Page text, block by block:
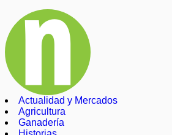
Actualidad y Mercados
Agricultura
Ganadería